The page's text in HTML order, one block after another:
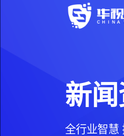
新
全行业智慧